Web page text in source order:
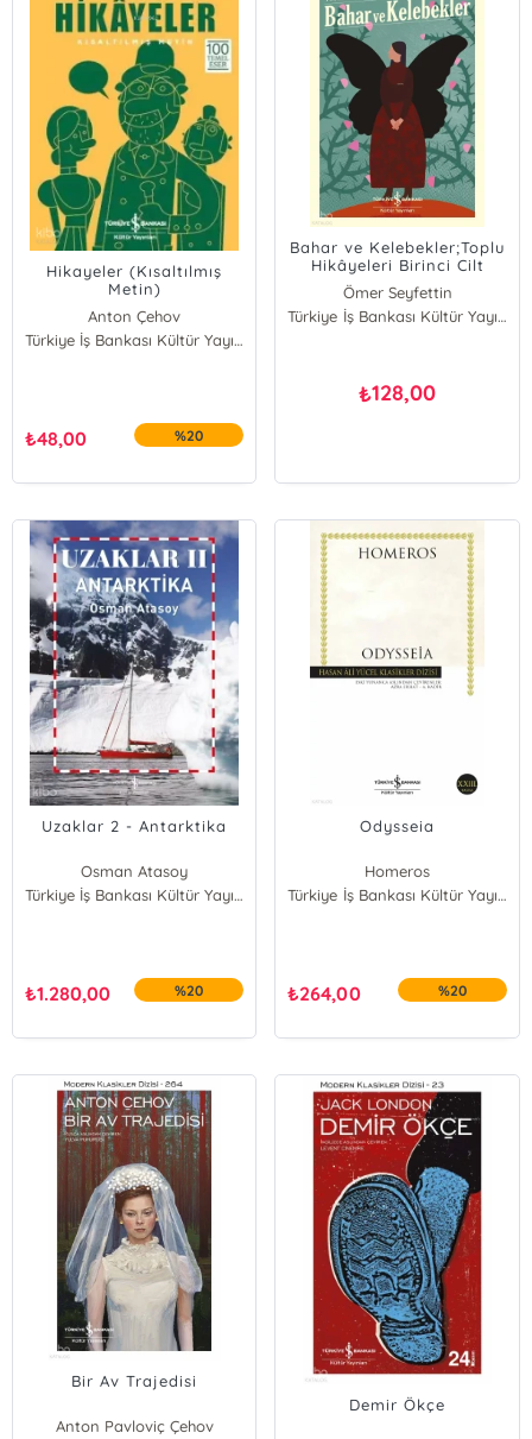
Hikayeler (Kısaltılmış
Metin)
Anton Çehov
Türkiye İş Bankası Kültür Yayınları
₺48,00 %20
Bahar ve Kelebekler;Toplu
Hikâyeleri Birinci Cilt
(1902-1911)
Ömer Seyfettin
Türkiye İş Bankası Kültür Yayınları
₺128,00
Uzaklar 2 - Antarktika
Osman Atasoy
Türkiye İş Bankası Kültür Yayınları
₺1.280,00 %20
Odysseia
Homeros
A. Kadir
Türkiye İş Bankası Kültür Yayınları
₺264,00 %20
Bir Av Trajedisi
Anton Pavloviç Çehov
Demir Ökçe